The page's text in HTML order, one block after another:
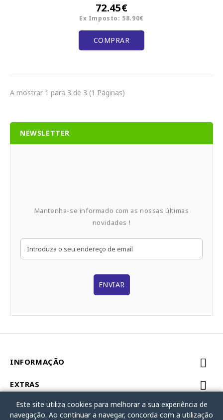
72.45€
Ex Imposto: 58.90€
COMPRAR
A mostrar 1 para 3 de 3 (1 Páginas)
NEWSLETTER
Mantenha-se informado com as nossas últimas
novidades !
ENVIAR
INFORMAÇÃO
EXTRAS
MINHA CONTA
Este site utiliza cookies para melhorar a sua experiência de
navegação. Ao continuar a navegar, concorda com a utilização